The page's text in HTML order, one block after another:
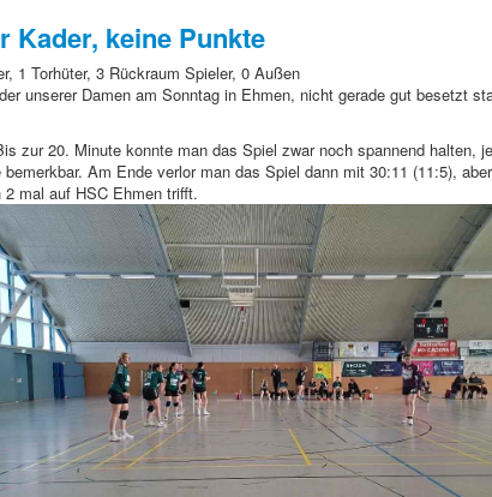
Kader, keine Punkte
1 Torhüter, 3 Rückraum Spieler, 0 Außen
unserer Damen am Sonntag in Ehmen, nicht gerade gut besetzt
zur 20. Minute konnte man das Spiel zwar noch spannend halten,
bemerkbar. Am Ende verlor man das Spiel dann mit 30:11 (11:5),
2 mal auf HSC Ehmen trifft.